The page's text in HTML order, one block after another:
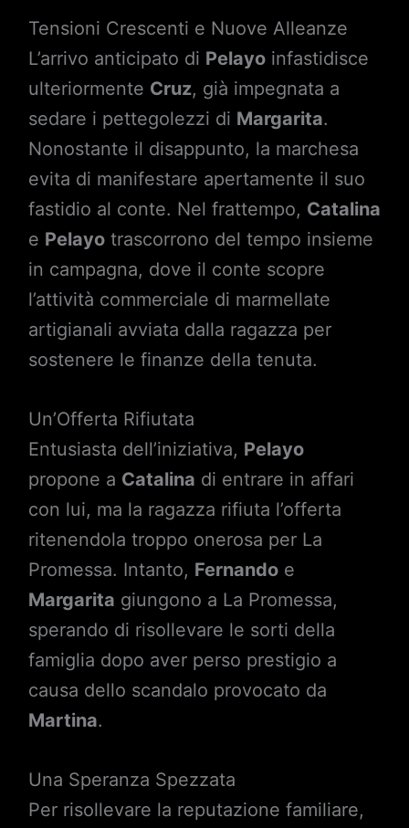
Tensioni Crescenti e Nuove Alleanze
L’arrivo anticipato di Pelayoinfastidisce
ulteriormente Cruz, già impegnata a
sedare i pettegolezzi di Margarita.
Nonostante il disappunto, la marchesa
evita di manifestare apertamente il suo
fastidio al conte. Nel frattempo, Catalina
e Pelayotrascorrono del tempo insieme
in campagna, dove il conte scopre
l’attività commerciale di marmellate
artigianali avviata dalla ragazza per
sostenere le finanze della tenuta.
Un’Offerta Rifiutata
Entusiasta dell’iniziativa, Pelayo
propone a Catalina di entrare in affari
con lui, ma la ragazza rifiuta l’offerta
ritenendola troppo onerosa per La
Promessa. Intanto, Fernandoe
Margarita giungono a La Promessa,
sperando di risollevare le sorti della
famiglia dopo aver perso prestigio a
causa dello scandalo provocato da
Martina.
Una Speranza Spezzata
Per risollevare la reputazione familiare,